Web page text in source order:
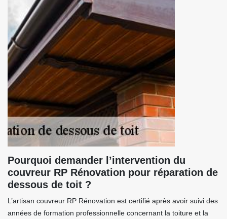
Pourquoi demander l’intervention du
couvreur RP Rénovation pour réparation de
dessous de toit ?
L’artisan couvreur RP Rénovation est certifié après avoir suivi des
années de formation professionnelle concernant la toiture et la